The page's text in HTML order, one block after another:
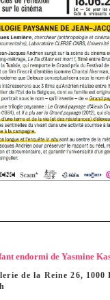
endormi de Yasmine
de la Reine 26, 1000